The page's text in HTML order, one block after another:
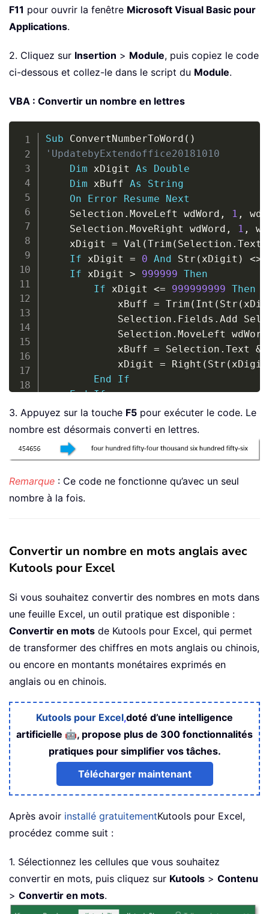
F11 pour ouvrir la fenêtre Microsoft Visual Basic pour
Applications.
2. Cliquez sur Insertion > Module, puis copiez le code
ci-dessous et collez-le dans le script du Module.
VBA : Convertir un nombre en lettres
Sub ConvertNumberToWord ( )
'UpdatebyExtendoffice20181010
Dim xDigit As
Double
Dim xBuff As
String
On
Error Resume
Next
    Selection
. MoveLeft wdWord , 1 ,
    Selection
. MoveRight wdWord , 1 ,
    xDigit
= Val (Trim ( Selection . Text
If xDigit = 0 And Str ( xDigit ) <>
If xDigit > 999999 Then
If xDigit <= 999999999 Then
            xBuff
= Trim ( Int ( Str (
            Selection
. Fields . Add
            Selection
. MoveLeft wdWord
            xBuff
= Selection . Text &
            xDigit
= Right ( Str ( xDigit
End
If
End If
If xDigit <= 999999 Then
        Selection
. Fields
        Selection
1
        xDigit
= xBuff & Selection
Else
        MsgBox
3. Appuyez sur la touche F5 pour exécuter le code. Le
nombre est désormais converti en lettres.
Remarque : Ce code ne fonctionne qu’avec un seul
nombre à la fois.
Convertir un nombre en mots anglais avec
Kutools pour Excel
Si vous souhaitez convertir des nombres en mots dans
une feuille Excel, un outil pratique est disponible :
Convertir en mots de Kutools pour Excel, qui permet
de transformer des chiffres en mots anglais ou chinois,
ou encore en montants monétaires exprimés en
anglais ou en chinois.
Kutools pour Excel,doté d’une intelligence
artificielle 🤖, propose plus de 300 fonctionnalités
pratiques pour simplifier vos tâches.
Télécharger maintenant
Après avoir installé gratuitementKutools pour Excel,
procédez comme suit :
1. Sélectionnez les cellules que vous souhaitez
convertir en mots, puis cliquez sur Kutools > Contenu
> Convertir en mots.